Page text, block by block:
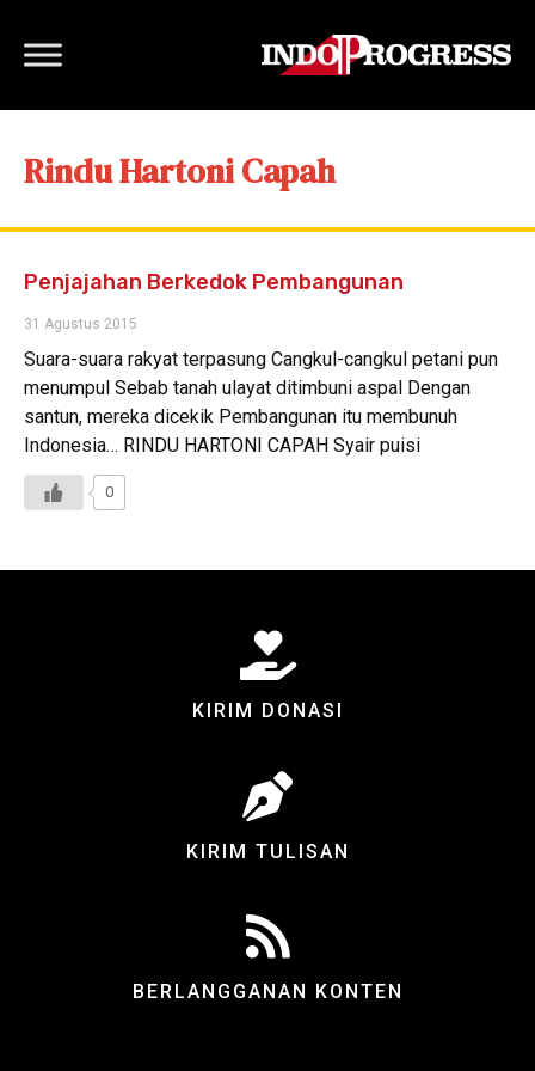
Rindu Hartoni Capah
Penjajahan Berkedok Pembangunan
31 Agustus 2015
Suara-suara rakyat terpasung Cangkul-cangkul petani pun
menumpul Sebab tanah ulayat ditimbuni aspal Dengan
santun, mereka dicekik Pembangunan itu membunuh
Indonesia… RINDU HARTONI CAPAH Syair puisi
0
KIRIM DONASI
KIRIM TULISAN
BERLANGGANAN KONTEN